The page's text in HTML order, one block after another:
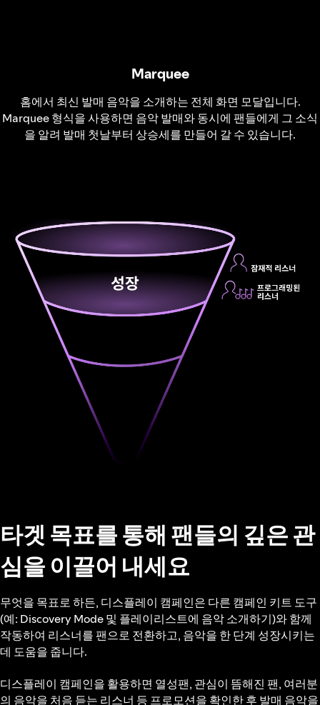
Marquee
홈에서 최신 발매 음악을 소개하는 전체 화면 모달입니다.
Marquee 형식을 사용하면 음악 발매와 동시에 팬들에게 그 소식
을 알려 발매 첫날부터 상승세를 만들어 갈 수 있습니다.
타겟 목표를 통해 팬들의 깊은 관
심을 이끌어 내세요
무엇을 목표로 하든, 디스플레이 캠페인은 다른 캠페인 키트 도구
(예: Discovery Mode 및 플레이리스트에 음악 소개하기)와 함께
작동하여 리스너를 팬으로 전환하고, 음악을 한 단계 성장시키는
데 도움을 줍니다.
디스플레이 캠페인을 활용하면 열성팬, 관심이 뜸해진 팬, 여러분
의 음악을 처음 듣는 리스너 등 프로모션을 확인한 후 발매 음악을